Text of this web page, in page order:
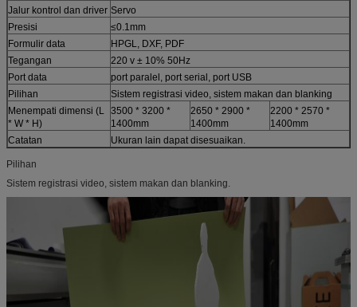
Jalur kontrol dan driver Servo
Presisi
≤0.1mm
Formulir data
HPGL, DXF, PDF
Tegangan
220 v ± 10% 50Hz
Port data
port paralel, port serial, port USB
Pilihan
Sistem registrasi video, sistem makan dan blanking
Menempati dimensi (L
* W * H)
3500 * 3200 *
1400mm
2650 * 2900 *
1400mm
2200 * 2570 *
1400mm
Catatan
Ukuran lain dapat disesuaikan.
Pilihan
Sistem registrasi video, sistem makan dan blanking.